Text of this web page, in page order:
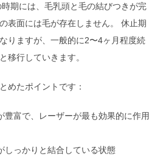
期には、毛乳頭と毛の結びつきが完
表面には毛が存在しません。 休止期
りますが、一般的に2〜4ヶ月程度続
移行していきます。
めたポイントです：
豊富で、レーザーが最も効果的に作用
しっかりと結合している状態